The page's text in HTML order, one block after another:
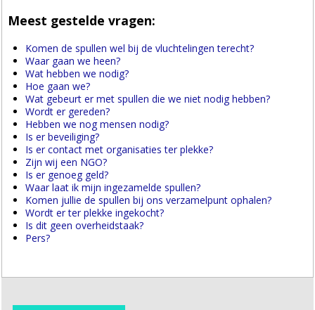
Meest gestelde vragen:
Komen de spullen wel bij de vluchtelingen terecht?
Waar gaan we heen?
Wat hebben we nodig?
Hoe gaan we?
Wat gebeurt er met spullen die we niet nodig hebben?
Wordt er gereden?
Hebben we nog mensen nodig?
Is er beveiliging?
Is er contact met organisaties ter plekke?
Zijn wij een NGO?
Is er genoeg geld?
Waar laat ik mijn ingezamelde spullen?
Komen jullie de spullen bij ons verzamelpunt ophalen?
Wordt er ter plekke ingekocht?
Is dit geen overheidstaak?
Pers?